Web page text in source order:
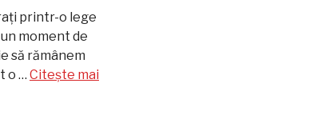
printr-o lege
moment de
să rămânem
o … Citește mai